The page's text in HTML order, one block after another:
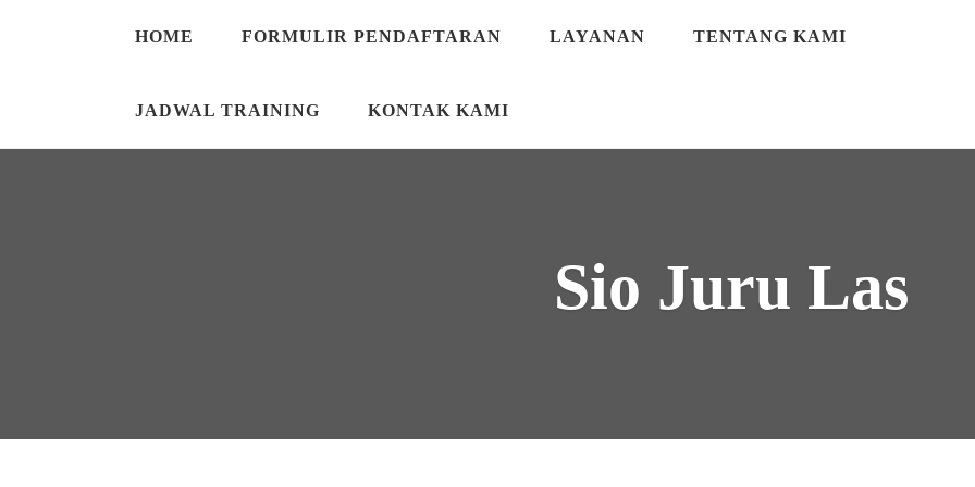
HOME FORMULIR PENDAFTARAN LAYANAN TENTANG KAMI
JADWAL TRAINING KONTAK KAMI
Sio Juru Las